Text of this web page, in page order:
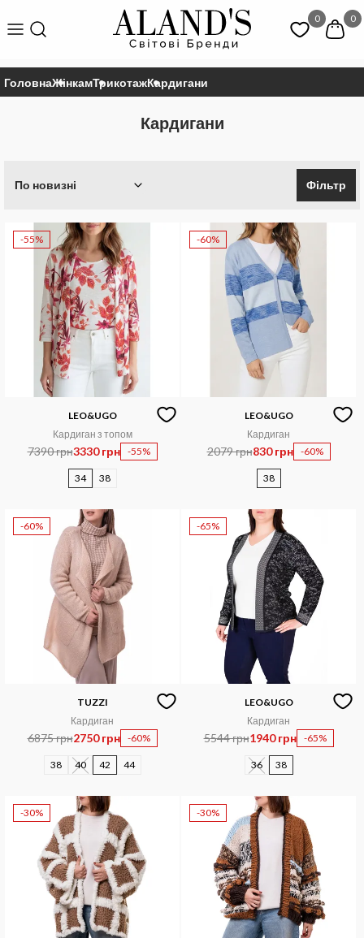
0 0
ГоловнаЖінкамТрикотажКардигани
Кардигани
По новизні Фільтр
-55%
LEO&UGO
Кардиган з топом
7390 грн3330 грн -55%
34 38
-60%
LEO&UGO
Кардиган
2079 грн830 грн -60%
38
-60%
TUZZI
Кардиган
6875 грн2750 грн -60%
38 40 42 44
-65%
LEO&UGO
Кардиган
5544 грн1940 грн -65%
36 38
-30% -30%